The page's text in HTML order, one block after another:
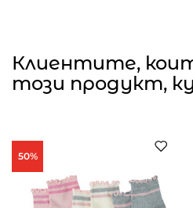
Клиентите,
този продукт,
50%